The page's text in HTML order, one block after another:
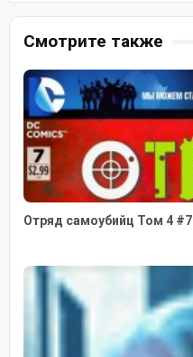
Смотрите также
Отряд самоубийц Том 4 #7